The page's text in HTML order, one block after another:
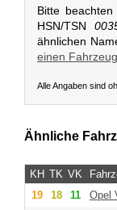
Bitte
HSN/TSN
ähnlichen
einen
Alle Angaben sind
Ähnliche
KH TK VK
19
18 11 Opel